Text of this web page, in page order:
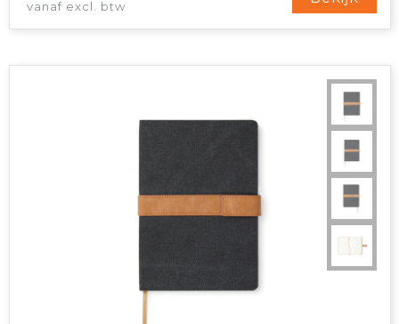
vanaf excl. btw